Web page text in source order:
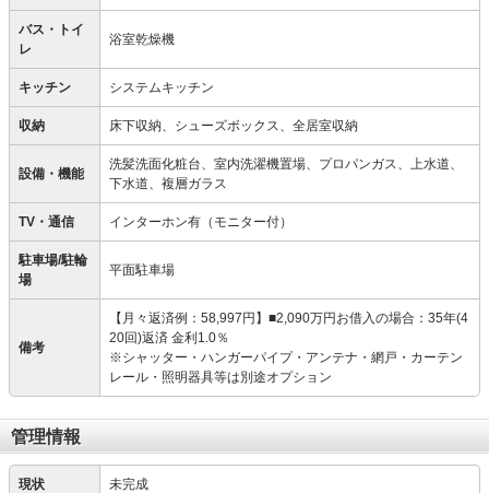
バス・トイ
レ
浴室乾燥機
キッチン システムキッチン
収納 床下収納、シューズボックス、全居室収納
設備・機能
洗髪洗面化粧台、室内洗濯機置場、プロパンガス、上水道、
下水道、複層ガラス
TV・通信 インターホン有（モニター付）
駐車場/駐輪
場
平面駐車場
備考
【月々返済例：58,997円】■2,090万円お借入の場合：35年(4
20回)返済 金利1.0％
※シャッター・ハンガーパイプ・アンテナ・網戸・カーテン
レール・照明器具等は別途オプション
管理情報
現状 未完成